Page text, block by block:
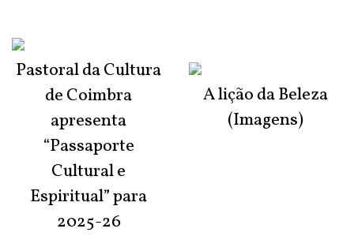
Pastoral da Cultura
de Coimbra
apresenta
“Passaporte
Cultural e
Espiritual” para
2025-26
A lição da Beleza
(Imagens)